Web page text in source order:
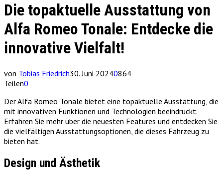
Die topaktuelle Ausstattung von
Alfa Romeo Tonale: Entdecke die
innovative Vielfalt!
von Tobias Friedrich30. Juni 20240864
Teilen0
Der Alfa Romeo Tonale bietet eine topaktuelle Ausstattung, die
mit innovativen Funktionen und Technologien beeindruckt.
Erfahren Sie mehr über die neuesten Features und entdecken Sie
die vielfältigen Ausstattungsoptionen, die dieses Fahrzeug zu
bieten hat.
Design und Ästhetik